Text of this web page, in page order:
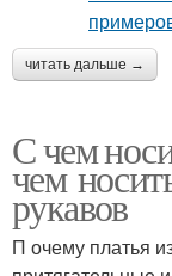
читать дальше →
С чем
чем
рукавов
П очему платья